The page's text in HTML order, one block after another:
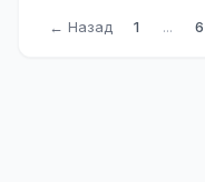
← Назад 1 ... 6